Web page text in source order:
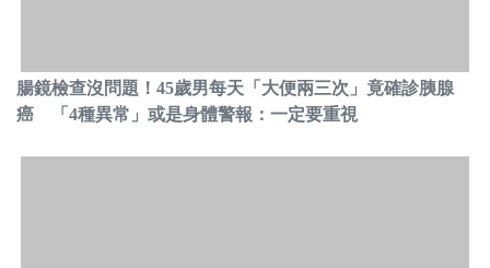
腸鏡檢查沒問題！45歲男每天「大便兩三次」竟確診胰腺
癌 「4種異常」或是身體警報：一定要重視